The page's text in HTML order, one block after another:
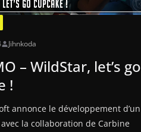
Jihnkoda
– WildStar, let’s go
!
annonce le développement d’un
la collaboration de Carbine